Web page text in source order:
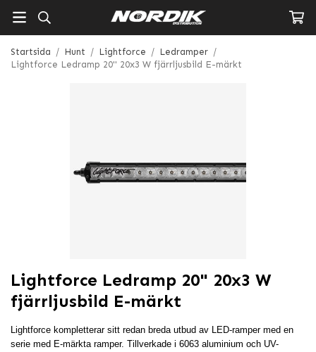
Startsida / Hunt / Lightforce / Ledramper /
Lightforce Ledramp 20" 20x3 W fjärrljusbild E-märkt
Lightforce Ledramp 20" 20x3 W
fjärrljusbild E-märkt
Lightforce kompletterar sitt redan breda utbud av LED-ramper med en
serie med E-märkta ramper. Tillverkade i 6063 aluminium och UV-